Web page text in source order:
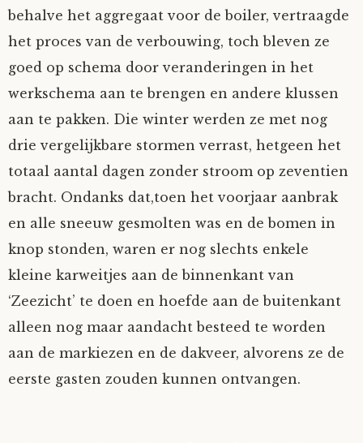
behalve het aggregaat voor de boiler, vertraagde
het proces van de verbouwing, toch bleven ze
goed op schema door veranderingen in het
werkschema aan te brengen en andere klussen
aan te pakken. Die winter werden ze met nog
drie vergelijkbare stormen verrast, hetgeen het
totaal aantal dagen zonder stroom op zeventien
bracht. Ondanks dat,toen het voorjaar aanbrak
en alle sneeuw gesmolten was en de bomen in
knop stonden, waren er nog slechts enkele
kleine karweitjes aan de binnenkant van
‘Zeezicht’ te doen en hoefde aan de buitenkant
alleen nog maar aandacht besteed te worden
aan de markiezen en de dakveer, alvorens ze de
eerste gasten zouden kunnen ontvangen.